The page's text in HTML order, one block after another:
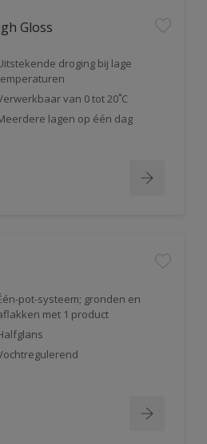
Gloss
droging bij lage
van 0 tot 20˚C
lagen op één dag
pot-systeem; gronden en
met 1 product